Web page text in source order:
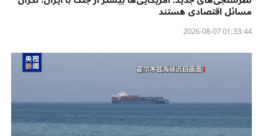
مسائل اقتصادی هستند
01:33:44 2026-08-07